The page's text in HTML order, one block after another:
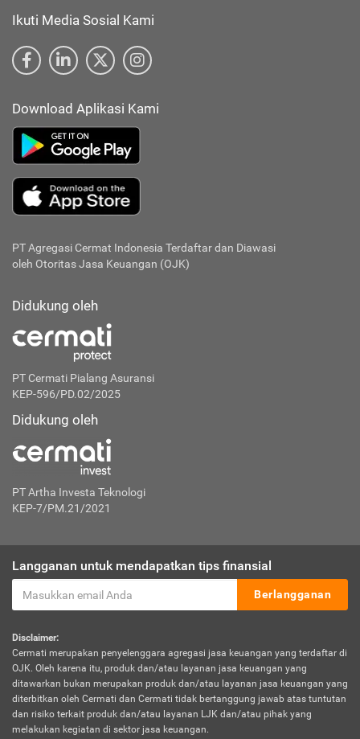
Ikuti Media Sosial Kami
Download Aplikasi Kami
PT Agregasi Cermat Indonesia Terdaftar dan Diawasi
oleh Otoritas Jasa Keuangan (OJK)
Didukung oleh
PT Cermati Pialang Asuransi
KEP-596/PD.02/2025
Didukung oleh
PT Artha Investa Teknologi
KEP-7/PM.21/2021
Langganan untuk mendapatkan tips finansial
Berlangganan
Disclaimer:
Cermati merupakan penyelenggara agregasi jasa keuangan yang terdaftar di
OJK. Oleh karena itu, produk dan/atau layanan jasa keuangan yang
ditawarkan bukan merupakan produk dan/atau layanan jasa keuangan yang
diterbitkan oleh Cermati dan Cermati tidak bertanggung jawab atas tuntutan
dan risiko terkait produk dan/atau layanan LJK dan/atau pihak yang
melakukan kegiatan di sektor jasa keuangan.